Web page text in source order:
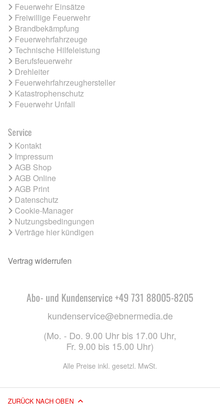
Feuerwehr Einsätze
Freiwillige Feuerwehr
Brandbekämpfung
Feuerwehrfahrzeuge
Technische Hilfeleistung
Berufsfeuerwehr
Drehleiter
Feuerwehrfahrzeughersteller
Katastrophenschutz
Feuerwehr Unfall
Service
Kontakt
Impressum
AGB Shop
AGB Online
AGB Print
Datenschutz
Cookie-Manager
Nutzungsbedingungen
Verträge hier kündigen
Vertrag widerrufen
Abo- und Kundenservice +49 731 88005-8205
kundenservice@ebnermedia.de
(Mo. - Do. 9.00 Uhr bis 17.00 Uhr,
Fr. 9.00 bis 15.00 Uhr)
Alle Preise inkl. gesetzl. MwSt.
ZURÜCK NACH OBEN